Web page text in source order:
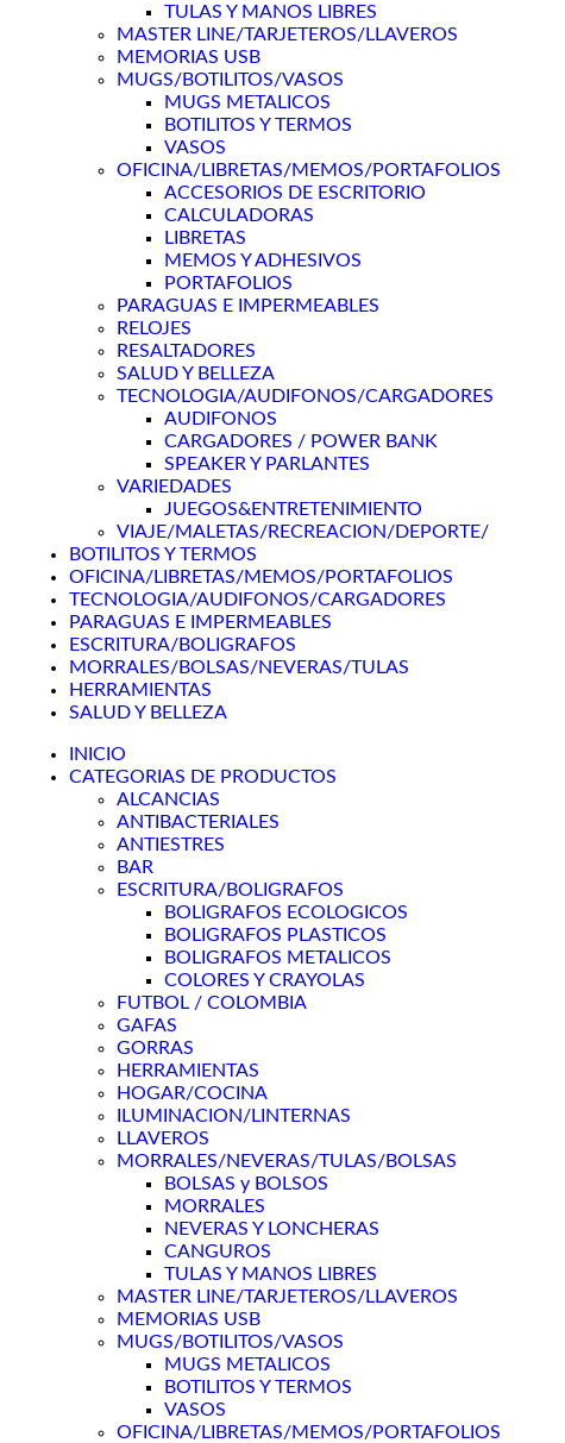
TULAS Y MANOS LIBRES
MASTER LINE/TARJETEROS/LLAVEROS
MEMORIAS USB
MUGS/BOTILITOS/VASOS
MUGS METALICOS
BOTILITOS Y TERMOS
VASOS
OFICINA/LIBRETAS/MEMOS/PORTAFOLIOS
ACCESORIOS DE ESCRITORIO
CALCULADORAS
LIBRETAS
MEMOS Y ADHESIVOS
PORTAFOLIOS
PARAGUAS E IMPERMEABLES
RELOJES
RESALTADORES
SALUD Y BELLEZA
TECNOLOGIA/AUDIFONOS/CARGADORES
AUDIFONOS
CARGADORES / POWER BANK
SPEAKER Y PARLANTES
VARIEDADES
JUEGOS&ENTRETENIMIENTO
VIAJE/MALETAS/RECREACION/DEPORTE/
BOTILITOS Y TERMOS
OFICINA/LIBRETAS/MEMOS/PORTAFOLIOS
TECNOLOGIA/AUDIFONOS/CARGADORES
PARAGUAS E IMPERMEABLES
ESCRITURA/BOLIGRAFOS
MORRALES/BOLSAS/NEVERAS/TULAS
HERRAMIENTAS
SALUD Y BELLEZA
INICIO
CATEGORIAS DE PRODUCTOS
ALCANCIAS
ANTIBACTERIALES
ANTIESTRES
BAR
ESCRITURA/BOLIGRAFOS
BOLIGRAFOS ECOLOGICOS
BOLIGRAFOS PLASTICOS
BOLIGRAFOS METALICOS
COLORES Y CRAYOLAS
FUTBOL / COLOMBIA
GAFAS
GORRAS
HERRAMIENTAS
HOGAR/COCINA
ILUMINACION/LINTERNAS
LLAVEROS
MORRALES/NEVERAS/TULAS/BOLSAS
BOLSAS y BOLSOS
MORRALES
NEVERAS Y LONCHERAS
CANGUROS
TULAS Y MANOS LIBRES
MASTER LINE/TARJETEROS/LLAVEROS
MEMORIAS USB
MUGS/BOTILITOS/VASOS
MUGS METALICOS
BOTILITOS Y TERMOS
VASOS
OFICINA/LIBRETAS/MEMOS/PORTAFOLIOS